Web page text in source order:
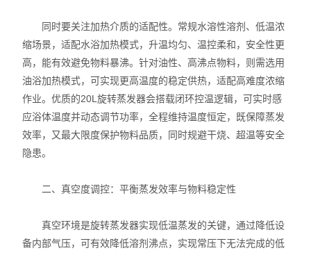
微波化学反应器
玻璃仪器烘干器
药物透皮实验仪
不锈钢常压反应釜
同时要关注加热介质的适配性。常规水溶性溶剂、低温浓
缩场景，适配水浴加热模式，升温均匀、温控柔和，安全性更
高，能有效避免物料暴沸。针对油性、高沸点物料，则需选用
油浴加热模式，可实现更高温度的稳定供热，适配高难度浓缩
作业。优质的20L旋转蒸发器会搭载闭环控温逻辑，可实时感
应浴体温度并动态调节功率，全程维持温度恒定，既保障蒸发
效率，又最大限度保护物料品质，同时规避干烧、超温等安全
隐患。
二、真空度调控：平衡蒸发效率与物料稳定性
真空环境是旋转蒸发器实现低温蒸发的关键，通过降低设
备内部气压，可有效降低溶剂沸点，实现常压下无法完成的低